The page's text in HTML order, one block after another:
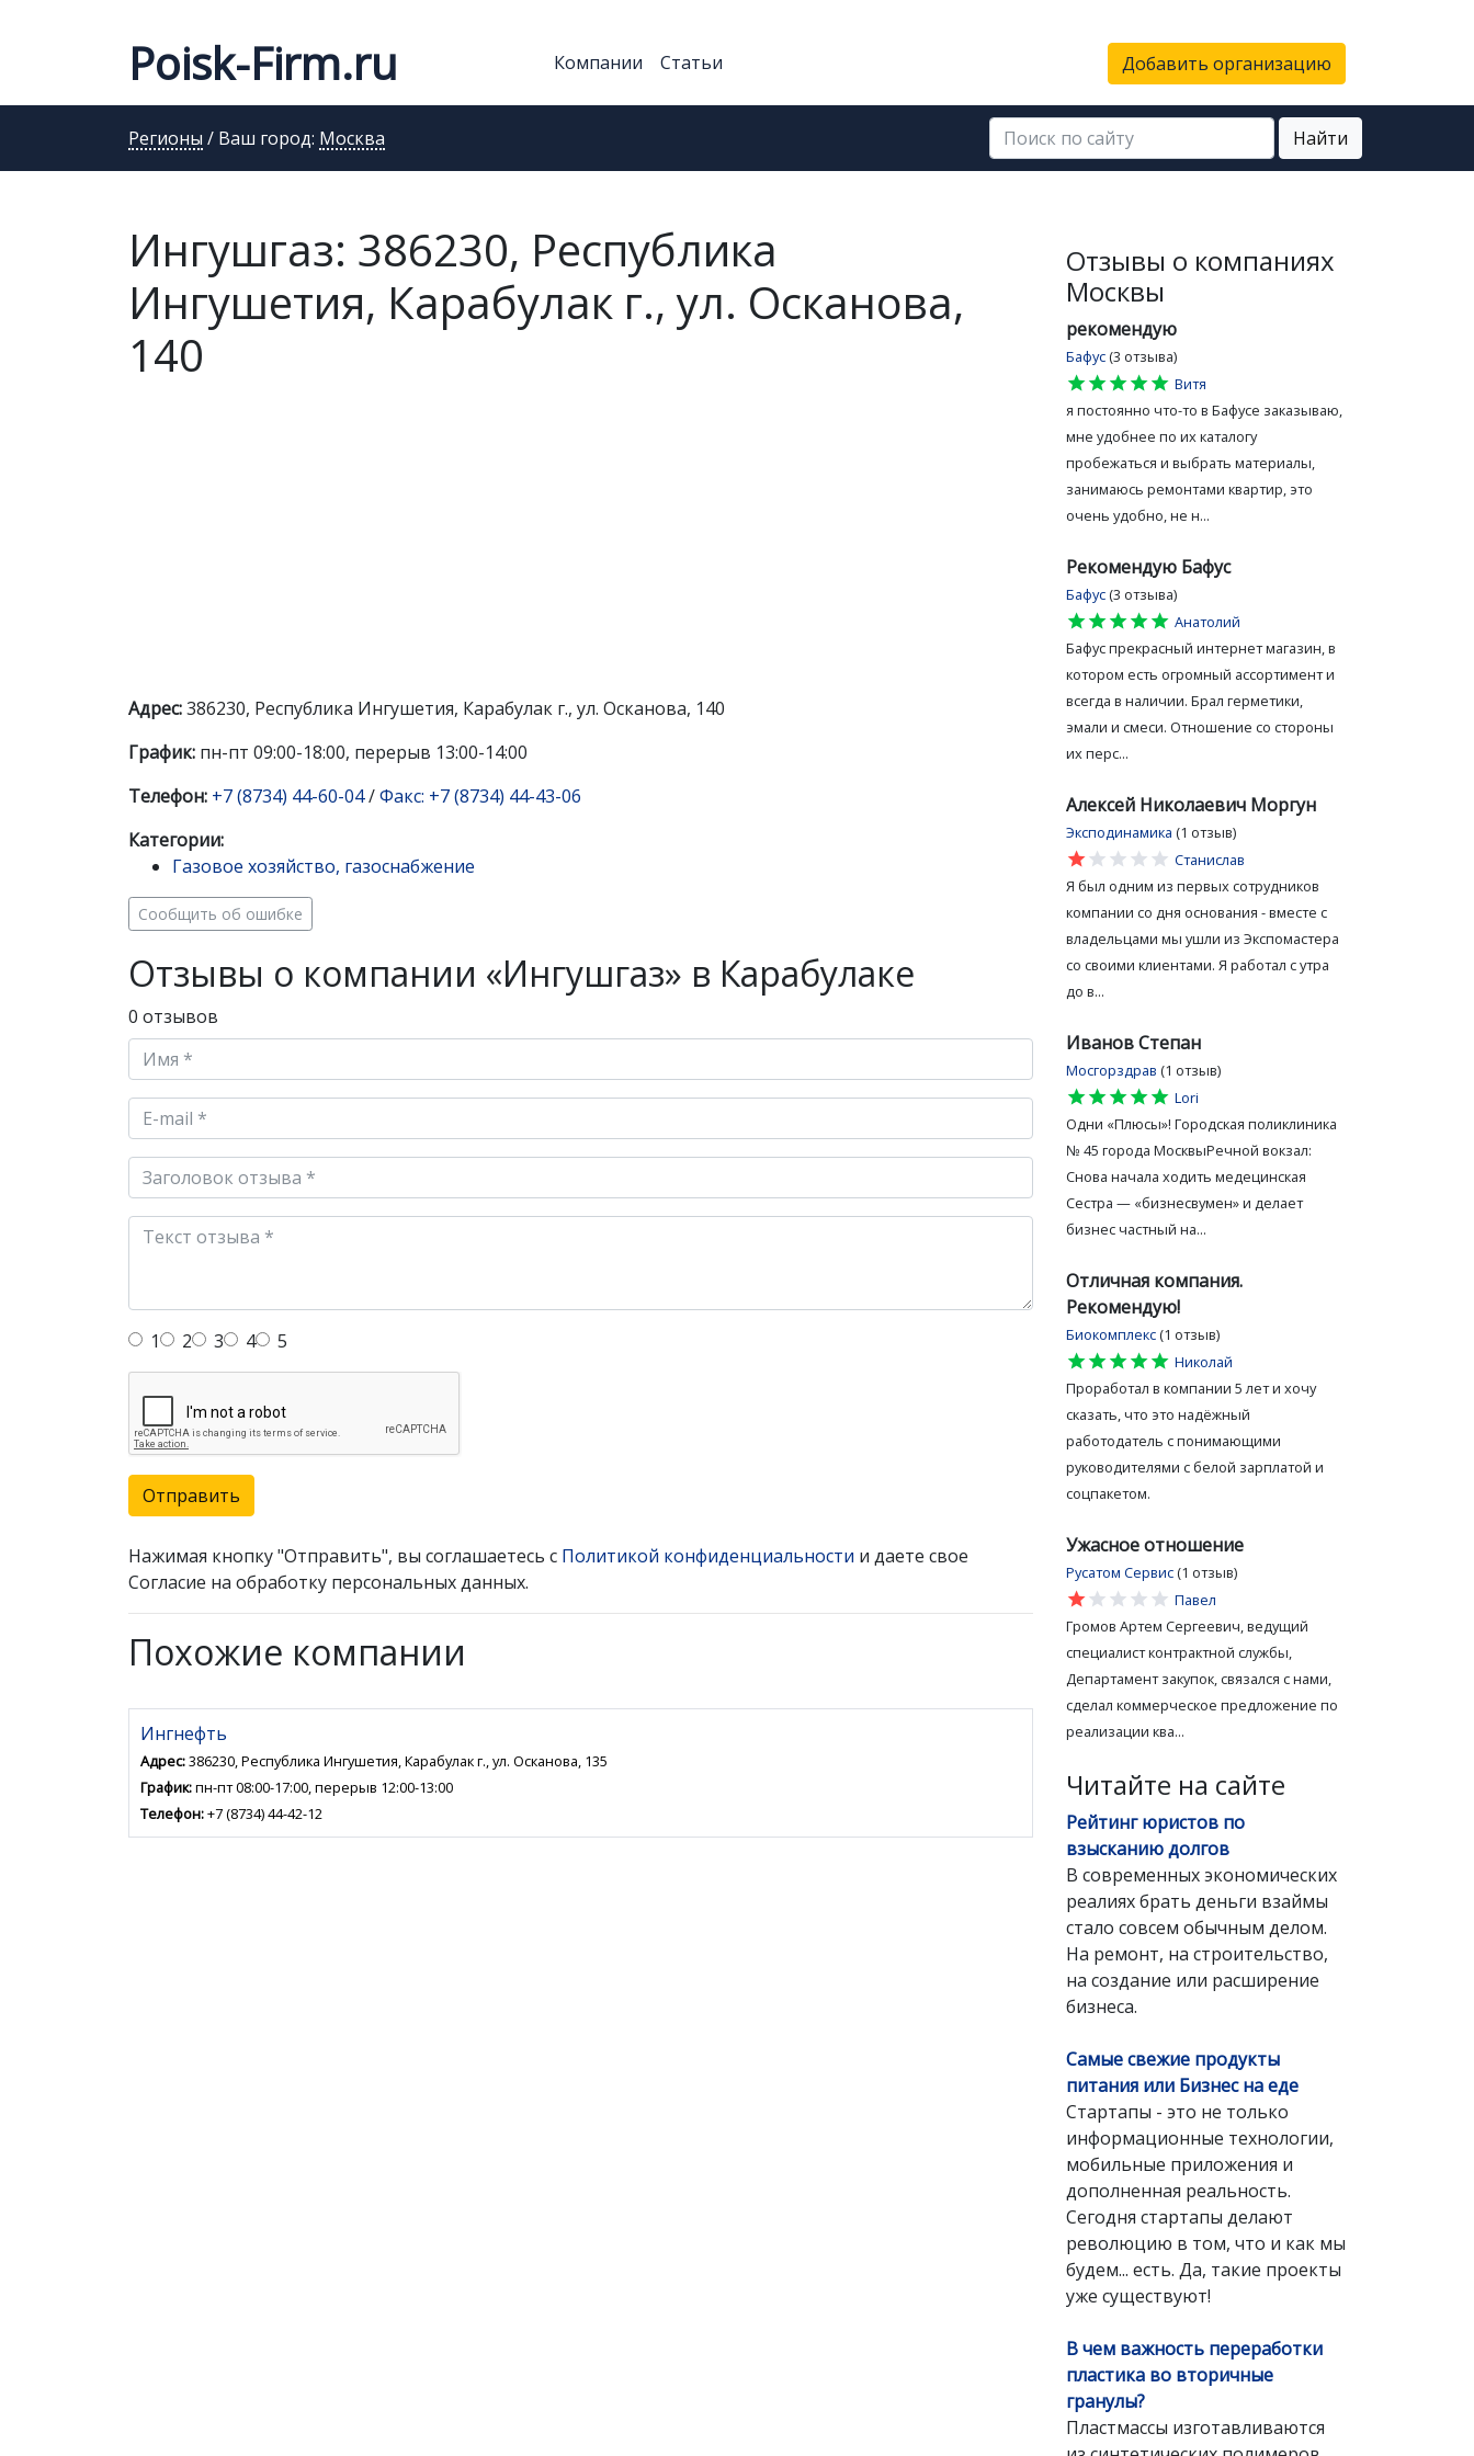
Poisk-Firm.ru Компании Статьи Добавить организацию
Регионы / Ваш город: Москва Найти
Ингушгаз: 386230, Республика
Ингушетия, Карабулак г., ул. Осканова,
140
Адрес:386230, Республика Ингушетия, Карабулак г., ул. Осканова, 140
График: пн-пт 09:00-18:00, перерыв 13:00-14:00
Телефон: +7 (8734) 44-60-04/Факс: +7 (8734) 44-43-06
Категории:
Газовое хозяйство, газоснабжение
Сообщить об ошибке
Отзывы о компании «Ингушгаз» в Карабулаке
0 отзывов
1 2 3 4 5
Отправить
Нажимая кнопку "Отправить", вы соглашаетесь с Политикой конфиденциальности и даете свое
Согласие на обработку персональных данных.
Похожие компании
Ингнефть
Адрес:386230, Республика Ингушетия, Карабулак г., ул. Осканова, 135
График:пн-пт 08:00-17:00, перерыв 12:00-13:00
Телефон:+7 (8734) 44-42-12
Отзывы о компаниях
Москвы
рекомендую
Бафус (3 отзыва)
star
star
star
star
star
Витя
я постоянно что-то в Бафусе заказываю,
мне удобнее по их каталогу
пробежаться и выбрать материалы,
занимаюсь ремонтами квартир, это
очень удобно, не н...
Рекомендую Бафус
Бафус (3 отзыва)
star
star
star
star
star
Анатолий
Бафус прекрасный интернет магазин, в
котором есть огромный ассортимент и
всегда в наличии. Брал герметики,
эмали и смеси. Отношение со стороны
их перс...
Алексей Николаевич Моргун
Эксподинамика (1 отзыв)
star
star
star
star
star
Станислав
Я был одним из первых сотрудников
компании со дня основания - вместе с
владельцами мы ушли из Экспомастера
со своими клиентами. Я работал с утра
до в...
Иванов Степан
Мосгорздрав (1 отзыв)
star
star
star
star
star
Lori
Одни «Плюсы»! Городская поликлиника
№ 45 города МосквыРечной вокзал:
Снова начала ходить медецинская
Сестра — «бизнесвумен» и делает
бизнес частный на...
Отличная компания.
Рекомендую!
Биокомплекс (1 отзыв)
star
star
star
star
star
Николай
Проработал в компании 5 лет и хочу
сказать, что это надёжный
работодатель с понимающими
руководителями с белой зарплатой и
соцпакетом.
Ужасное отношение
Русатом Сервис (1 отзыв)
star
star
star
star
star
Павел
Громов Артем Сергеевич, ведущий
специалист контрактной службы,
Департамент закупок, связался с нами,
сделал коммерческое предложение по
реализации ква...
Читайте на сайте
Рейтинг юристов по
взысканию долгов
В современных экономических
реалиях брать деньги взаймы
стало совсем обычным делом.
На ремонт, на строительство,
на создание или расширение
бизнеса.
Самые свежие продукты
питания или Бизнес на еде
Стартапы - это не только
информационные технологии,
мобильные приложения и
дополненная реальность.
Сегодня стартапы делают
революцию в том, что и как мы
будем... есть. Да, такие проекты
уже существуют!
В чем важность переработки
пластика во вторичные
гранулы?
Пластмассы изготавливаются